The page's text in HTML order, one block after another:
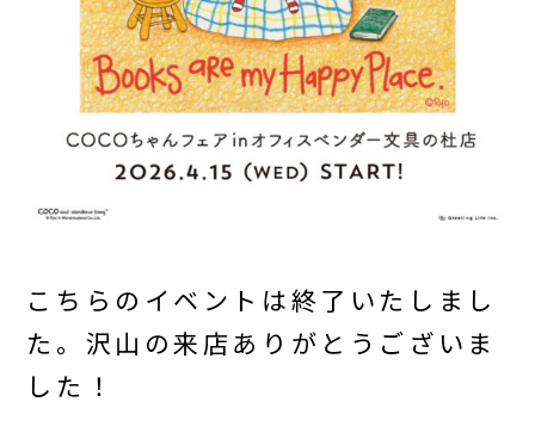
こちらのイベントは終了いたしまし
た。沢山の来店ありがとうございま
した！